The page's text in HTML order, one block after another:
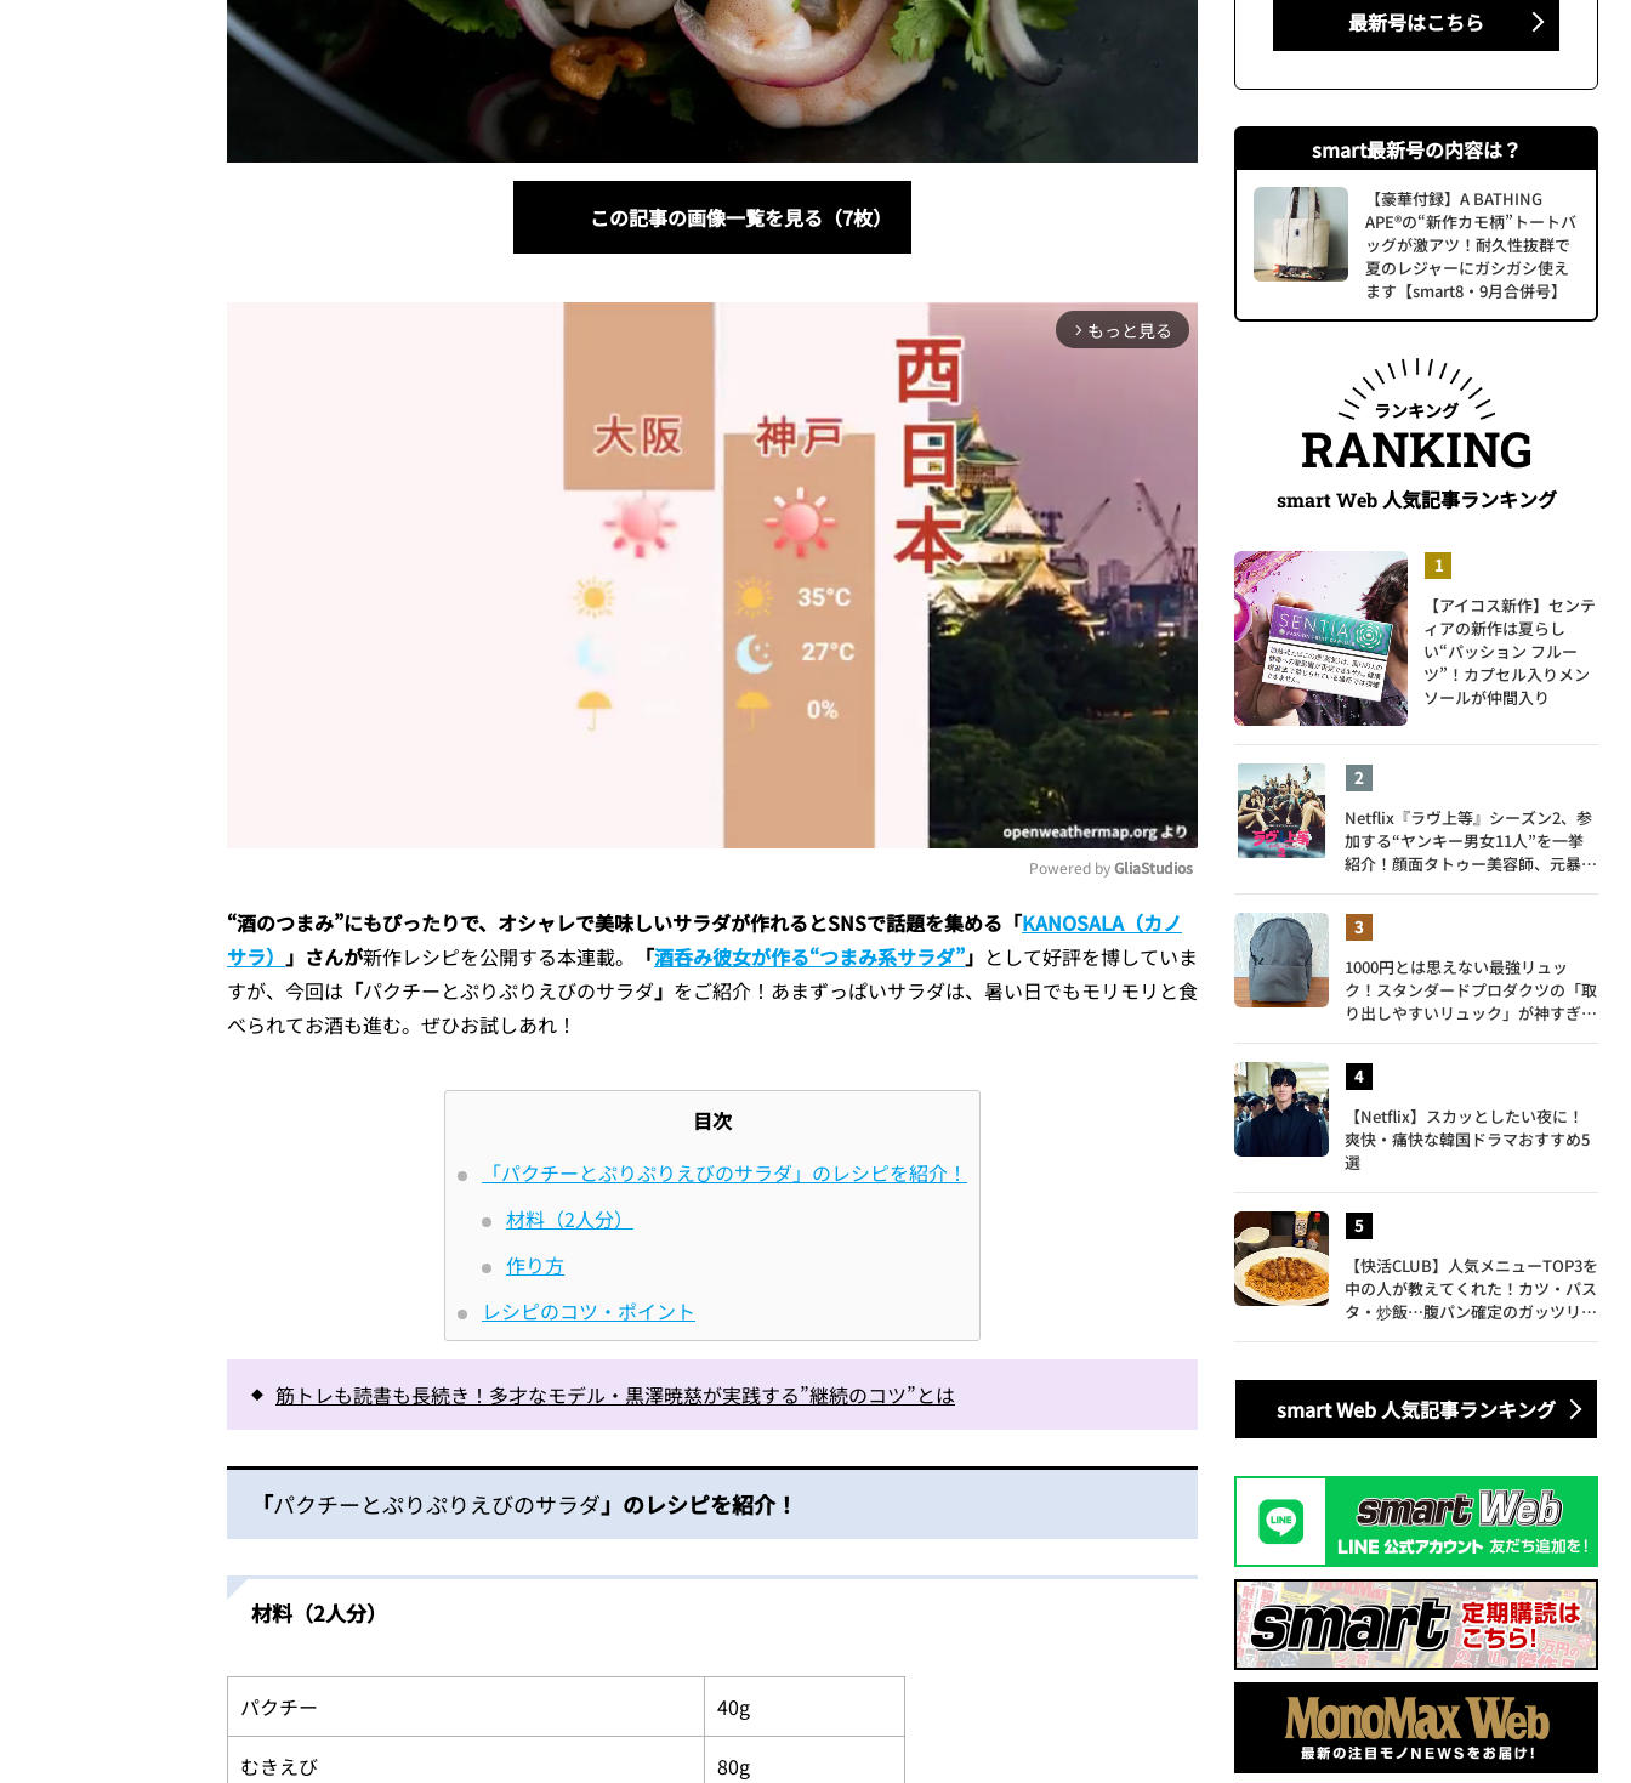
この記事の画像一覧を見る（7枚）
arrow_forward_ios もっと見る
Mute
Powered by GliaStudios
“酒のつまみ”にもぴったりで、オシャレで美味しいサラダが作れるとSNSで話題を集める「KANOSALA（カノ
サラ） 」さんが新作レシピを公開する本連載。 「酒呑み彼女が作る“つまみ系サラダ”」 として好評を博していま
すが、今回は 「パクチーとぷりぷりえびのサラダ」 をご紹介！あまずっぱいサラダは、暑い日でもモリモリと食
べられてお酒も進む。ぜひお試しあれ！
目次
「パクチーとぷりぷりえびのサラダ」のレシピを紹介！
材料（2人分）
作り方
レシピのコツ・ポイント
筋トレも読書も長続き！多才なモデル・黒澤暁慈が実践する”継続のコツ”とは
「パクチーとぷりぷりえびのサラダ」のレシピを紹介！
材料（2人分）
パクチー 40g
むきえび 80g
最新号はこちら
smart最新号の内容は？
【豪華付録】A BATHING
APE®の“新作カモ柄”トートバ
ッグが激アツ！耐久性抜群で
夏のレジャーにガシガシ使え
ます【smart8・9月合併号】
ランキング
RANKING
smart Web人気記事ランキング
【アイコス新作】センテ
ィアの新作は夏らし
い“パッション フルー
ツ”！カプセル入りメン
ソールが仲間入り
Netflix『ラヴ上等』シーズン2、参
加する“ヤンキー男女11人”を一挙
紹介！顔面タトゥー美容師、元暴走
1000円とは思えない最強リュッ
ク！スタンダードプロダクツの「取
り出しやすいリュック」が神すぎ
【Netflix】スカッとしたい夜に！
爽快・痛快な韓国ドラマおすすめ5
選
【快活CLUB】人気メニューTOP3を
中の人が教えてくれた！カツ・パス
タ・炒飯…腹パン確定のガッツリ飯
smart Web 人気記事ランキング